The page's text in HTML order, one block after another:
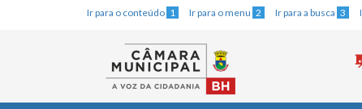
Ir para o conteúdo 1 Ir para o menu 2 Ir para a busca 3